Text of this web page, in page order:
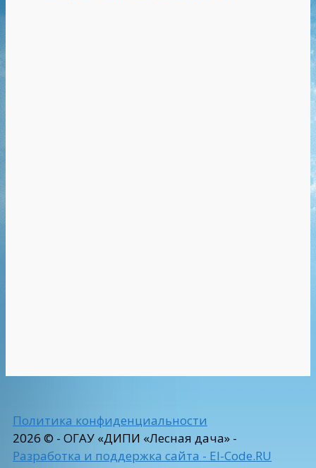
Политика конфиденциальности
2026 © - ОГАУ «ДИПИ «Лесная дача» -
Разработка и поддержка сайта - El-Code.RU